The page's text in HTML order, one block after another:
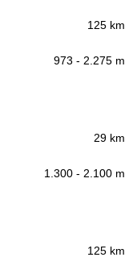
125 km
973 - 2.275 m
29 km
1.300 - 2.100 m
125 km